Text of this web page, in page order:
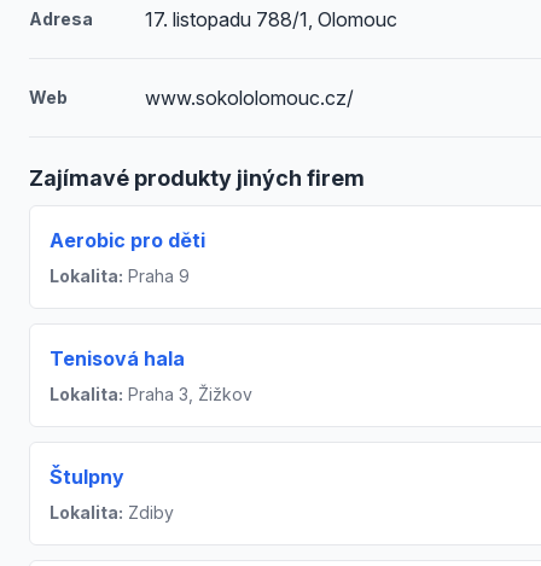
Adresa 17. listopadu 788/1, Olomouc
Web www.sokololomouc.cz/
Zajímavé produkty jiných firem
Aerobic pro děti
Lokalita: Praha 9
Tenisová hala
Lokalita: Praha 3, Žižkov
Štulpny
Lokalita: Zdiby